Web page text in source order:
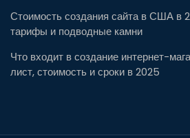
Стоимость создания сайта в США в
тарифы и подводные камни
Что входит в создание интернет-
лист, стоимость и сроки в 2025